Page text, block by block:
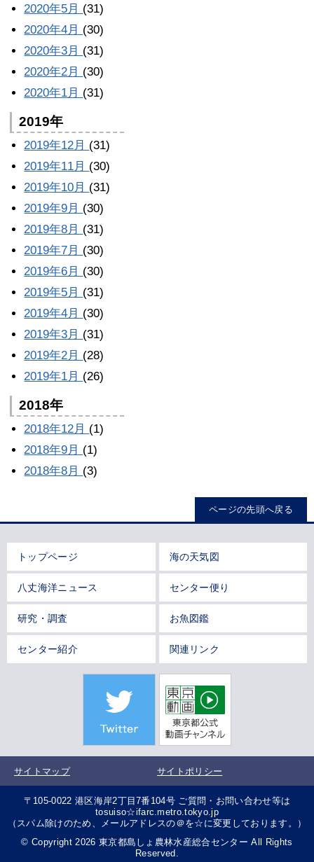
2020年5月 (31)
2020年4月 (30)
2020年3月 (31)
2020年2月 (30)
2020年1月 (31)
2019年
2019年12月 (31)
2019年11月 (30)
2019年10月 (31)
2019年9月 (30)
2019年8月 (31)
2019年7月 (30)
2019年6月 (30)
2019年5月 (31)
2019年4月 (30)
2019年3月 (31)
2019年2月 (28)
2019年1月 (26)
2018年
2018年12月 (1)
2018年9月 (1)
2018年8月 (3)
ページの先頭へ戻る
トップページ 海の天気図
八丈海洋ニュース センター便り
研究・調査 お魚図鑑
センター紹介 関連リンク
サイトマップ サイトポリシー
〒105-0022 港区海岸2丁目7番104号 ご質問・お問い合わせ等は
tosuiso☆ifarc.metro.tokyo.jp
（スパム除けのため、メールアドレスの＠を☆に変更しております。）
© Copyright 2026 東京都島しょ農林水産総合センター All Rights
Reserved.